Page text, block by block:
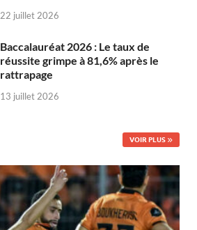
22 juillet 2026
Baccalauréat 2026 : Le taux de
réussite grimpe à 81,6% après le
rattrapage
13 juillet 2026
VOIR PLUS